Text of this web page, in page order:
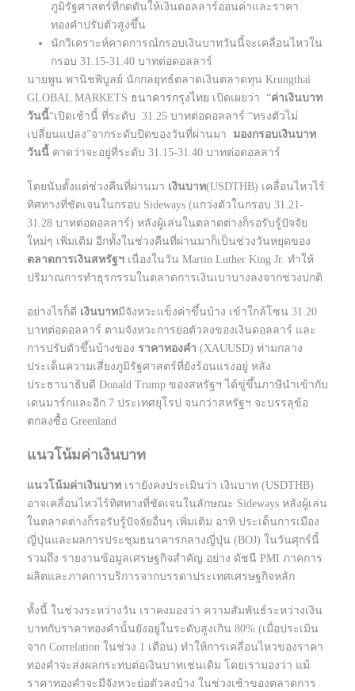
ภูมิรัฐศาสตร์ที่กดดันให้เงินดอลลาร์อ่อนค่าและราคา
ทองคำปรับตัวสูงขึ้น
นักวิเคราะห์คาดการณ์กรอบเงินบาทวันนี้จะเคลื่อนไหวใน
กรอบ 31.15-31.40 บาทต่อดอลลาร์
นายพูน พานิชพิบูลย์ นักกลยุทธ์ตลาดเงินตลาดทุน Krungthai
GLOBAL MARKETS ธนาคารกรุงไทย เปิดเผยว่า “ค่าเงินบาท
วันนี้“เปิดเช้านี้ ที่ระดับ 31.25 บาทต่อดอลลาร์ “ทรงตัวไม่
เปลี่ยนแปลง”จากระดับปิดของวันที่ผ่านมา
มองกรอบเงินบาท
วันนี้ คาดว่าจะอยู่ที่ระดับ 31.15-31.40 บาทต่อดอลลาร์
โดยนับตั้งแต่ช่วงคืนที่ผ่านมา เงินบาท(USDTHB) เคลื่อนไหวไร้
ทิศทางที่ชัดเจนในกรอบ Sideways (แกว่งตัวในกรอบ 31.21-
31.28 บาทต่อดอลลาร์) หลังผู้เล่นในตลาดต่างก็รอรับรู้ปัจจัย
ใหม่ๆ เพิ่มเติม อีกทั้งในช่วงคืนที่ผ่านมาก็เป็นช่วงวันหยุดของ
ตลาดการเงินสหรัฐฯ เนื่องในวัน Martin Luther King Jr. ทำให้
ปริมาณการทำธุรกรรมในตลาดการเงินเบาบางลงจากช่วงปกติ
อย่างไรก็ดี เงินบาทมีจังหวะแข็งค่าขึ้นบ้าง เข้าใกล้โซน 31.20
บาทต่อดอลลาร์ ตามจังหวะการย่อตัวลงของเงินดอลลาร์ และ
การปรับตัวขึ้นบ้างของ ราคาทองคำ (XAUUSD) ท่ามกลาง
ประเด็นความเสี่ยงภูมิรัฐศาสตร์ที่ยังร้อนแรงอยู่ หลัง
ประธานาธิบดี Donald Trump ของสหรัฐฯ ได้ขู่ขึ้นภาษีนำเข้ากับ
เดนมาร์กและอีก 7 ประเทศยุโรป จนกว่าสหรัฐฯ จะบรรลุข้อ
ตกลงซื้อ Greenland
แนวโน้มค่าเงินบาท
แนวโน้มค่าเงินบาท เรายังคงประเมินว่า เงินบาท (USDTHB)
อาจเคลื่อนไหวไร้ทิศทางที่ชัดเจนในลักษณะ Sideways หลังผู้เล่น
ในตลาดต่างก็รอรับรู้ปัจจัยอื่นๆ เพิ่มเติม อาทิ ประเด็นการเมือง
ญี่ปุ่นและผลการประชุมธนาคารกลางญี่ปุ่น (BOJ) ในวันศุกร์นี้
รวมถึง รายงานข้อมูลเศรษฐกิจสำคัญ อย่าง ดัชนี PMI ภาคการ
ผลิตและภาคการบริการจากบรรดาประเทศเศรษฐกิจหลัก
ทั้งนี้ ในช่วงระหว่างวัน เราคงมองว่า ความสัมพันธ์ระหว่างเงิน
บาทกับราคาทองคำนั้นยังอยู่ในระดับสูงเกิน 80% (เมื่อประเมิน
จาก Correlation ในช่วง 1 เดือน) ทำให้การเคลื่อนไหวของราคา
ทองคำจะส่งผลกระทบต่อเงินบาทเช่นเดิม โดยเรามองว่า แม้
ราคาทองคำจะมีจังหวะย่อตัวลงบ้าง ในช่วงเช้าของตลาดการ